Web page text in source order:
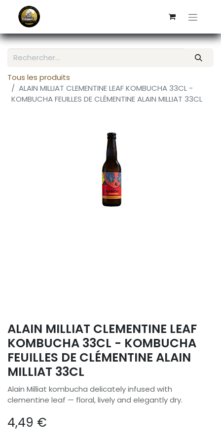
Tous les produits
ALAIN MILLIAT CLEMENTINE LEAF KOMBUCHA 33CL -
KOMBUCHA FEUILLES DE CLÉMENTINE ALAIN MILLIAT 33CL
ALAIN MILLIAT CLEMENTINE LEAF
KOMBUCHA 33CL - KOMBUCHA
FEUILLES DE CLÉMENTINE ALAIN
MILLIAT 33CL
Alain Milliat kombucha delicately infused with
clementine leaf — floral, lively and elegantly dry.
4,49 €